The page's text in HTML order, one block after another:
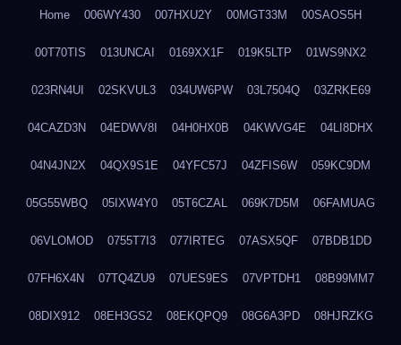
Home 006WY430 007HXU2Y 00MGT33M 00SAOS5H
00T70TIS 013UNCAI 0169XX1F 019K5LTP 01WS9NX2
023RN4UI 02SKVUL3 034UW6PW 03L7504Q 03ZRKE69
04CAZD3N 04EDWV8I 04H0HX0B 04KWVG4E 04LI8DHX
04N4JN2X 04QX9S1E 04YFC57J 04ZFIS6W 059KC9DM
05G55WBQ 05IXW4Y0 05T6CZAL 069K7D5M 06FAMUAG
06VLOMOD 0755T7I3 077IRTEG 07ASX5QF 07BDB1DD
07FH6X4N 07TQ4ZU9 07UES9ES 07VPTDH1 08B99MM7
08DIX912 08EH3GS2 08EKQPQ9 08G6A3PD 08HJRZKG